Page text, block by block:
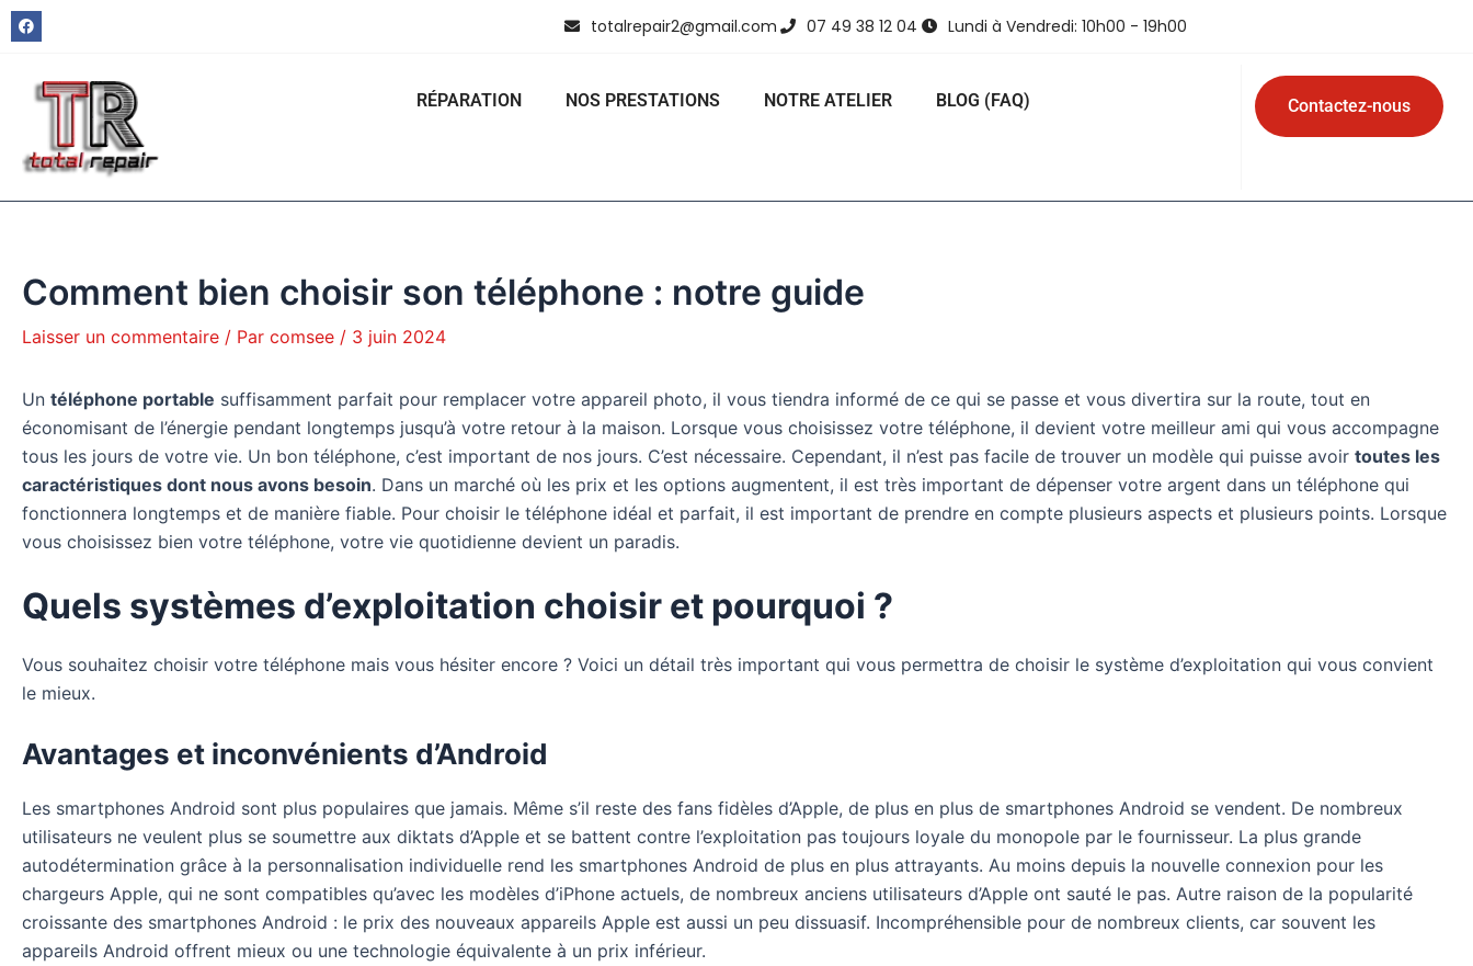
Aller
au
F
a
c
totalrepair2@gmail.com 07 49 38 12 04 Lundi à Vendredi: 10h00 - 19h00
RÉPARATION NOS PRESTATIONS NOTRE ATELIER BLOG (FAQ) Contactez-nous
Comment bien choisir son téléphone : notre guide
Laisser un commentaire / Par comsee / 3 juin 2024
Un téléphone portable suffisamment parfait pour remplacer votre appareil photo, il vous tiendra informé de ce qui se passe et vous divertira sur la route, tout en
économisant de l’énergie pendant longtemps jusqu’à votre retour à la maison. Lorsque vous choisissez votre téléphone, il devient votre meilleur ami qui vous accompagne
tous les jours de votre vie. Un bon téléphone, c’est important de nos jours. C’est nécessaire. Cependant, il n’est pas facile de trouver un modèle qui puisse avoir toutes les
caractéristiques dont nous avons besoin. Dans un marché où les prix et les options augmentent, il est très important de dépenser votre argent dans un téléphone qui
fonctionnera longtemps et de manière fiable. Pour choisir le téléphone idéal et parfait, il est important de prendre en compte plusieurs aspects et plusieurs points. Lorsque
vous choisissez bien votre téléphone, votre vie quotidienne devient un paradis.
Quels systèmes d’exploitation choisir et pourquoi ?
Vous souhaitez choisir votre téléphone mais vous hésiter encore ? Voici un détail très important qui vous permettra de choisir le système d’exploitation qui vous convient
le mieux.
Avantages et inconvénients d’Android
Les smartphones Android sont plus populaires que jamais. Même s’il reste des fans fidèles d’Apple, de plus en plus de smartphones Android se vendent. De nombreux
utilisateurs ne veulent plus se soumettre aux diktats d’Apple et se battent contre l’exploitation pas toujours loyale du monopole par le fournisseur. La plus grande
autodétermination grâce à la personnalisation individuelle rend les smartphones Android de plus en plus attrayants. Au moins depuis la nouvelle connexion pour les
chargeurs Apple, qui ne sont compatibles qu’avec les modèles d’iPhone actuels, de nombreux anciens utilisateurs d’Apple ont sauté le pas. Autre raison de la popularité
croissante des smartphones Android : le prix des nouveaux appareils Apple est aussi un peu dissuasif. Incompréhensible pour de nombreux clients, car souvent les
appareils Android offrent mieux ou une technologie équivalente à un prix inférieur.
Navigation
des